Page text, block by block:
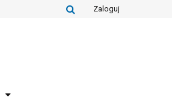
Zaloguj